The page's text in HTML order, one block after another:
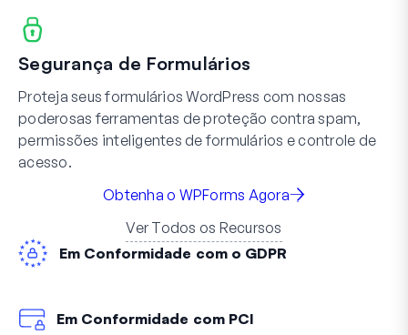
Segurança de Formulários
Proteja seus formulários WordPress com nossas
poderosas ferramentas de proteção contra spam,
permissões inteligentes de formulários e controle de
acesso.
Obtenha o WPForms Agora
Ver Todos os Recursos
Em Conformidade com o GDPR
Em Conformidade com PCI